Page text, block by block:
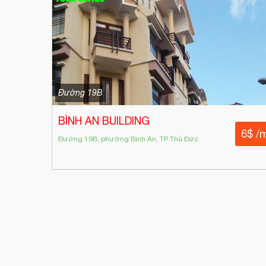
Đường 19B
BÌNH AN BUILDING
Đường 19B, phường Bình An, TP Thủ Đức 6$ /